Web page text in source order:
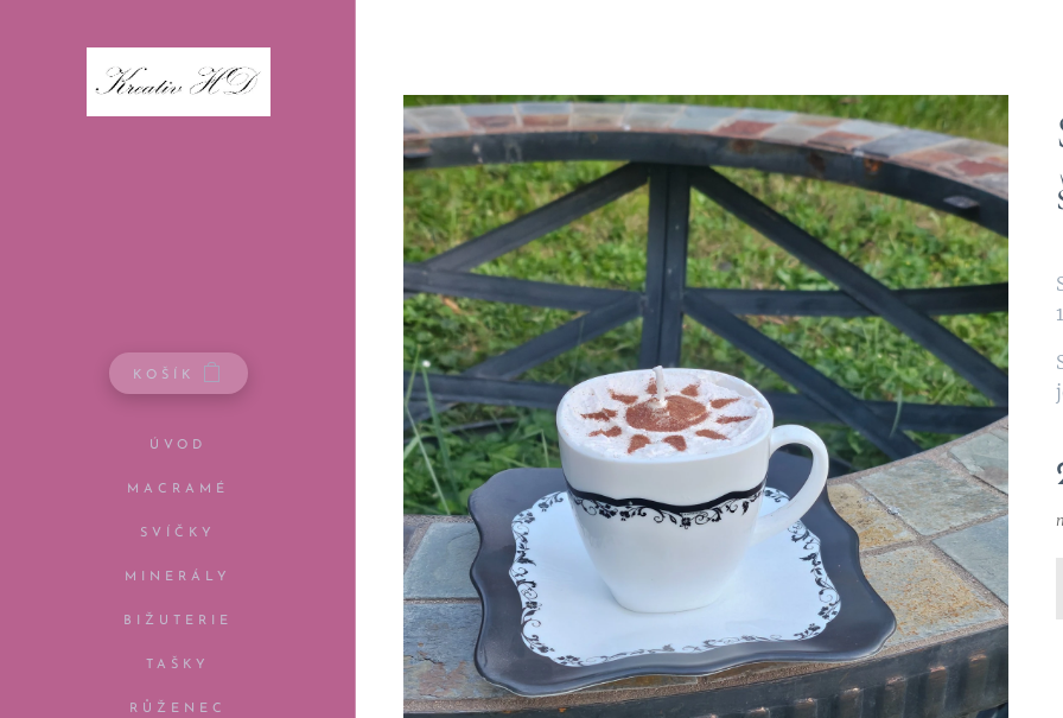
KOŠÍK
ÚVOD
MACRAMÉ
SVÍČKY
MINERÁLY
BIŽUTERIE
TAŠKY
RŮŽENEC